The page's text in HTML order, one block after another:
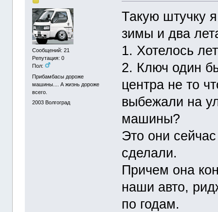
Сообщений: 21
Репутация: 0
Пол:
Прибамбасы дороже
машины.... А жизнь дороже
всего.
2003 Волгоград
Такую штучку
зимы и два
1. Хотелось
2. Ключ один
центра не то
выбежали на
машины?
Это они
сделали.
Причем она
наши авто,
по годам.